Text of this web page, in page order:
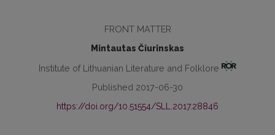
FRONT MATTER
Mintautas Čiurinskas
Institute of Lithuanian Literature and Folklore
Published 2017-06-30
https://doi.org/10.51554/SLL.2017.28846